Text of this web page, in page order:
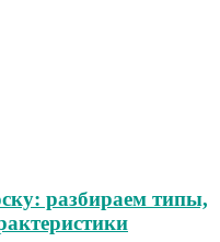
разбираем типы,